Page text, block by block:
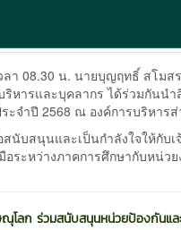
ลา 08.30 น. นายบุญฤทธิ์ สโม
หารและบุคลากร ได้ร่วมกันน
ะจำปี 2568 ณ องค์การบริหาร
สนับสนุนและเป็นกำลังใจให้กั
อระหว่างภาคการศึกษากับหน่
โลก ร่วมสนับสนุนหน่วยป้องกันแ